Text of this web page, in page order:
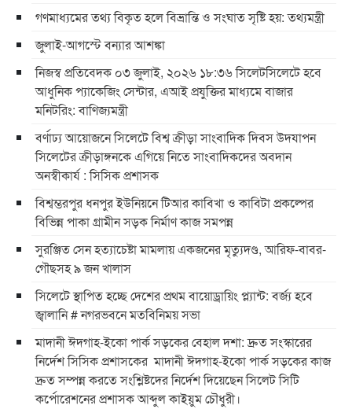
গণমাধ্যমের তথ্য বিকৃত হলে বিভ্রান্তি ও সংঘাত সৃষ্টি হয়: তথ্যমন্ত্রী
জুলাই-আগস্টে বন্যার আশঙ্কা
নিজস্ব প্রতিবেদক ০৩ জুলাই, ২০২৬ ১৮:৩৬ সিলেটসিলেটে হবে
আধুনিক প্যাকেজিং সেন্টার, এআই প্রযুক্তির মাধ্যমে বাজার
মনিটরিং: বাণিজ্যমন্ত্রী
বর্ণাঢ্য আয়োজনে সিলেটে বিশ্ব ক্রীড়া সাংবাদিক দিবস উদযাপন
সিলেটের ক্রীড়াঙ্গনকে এগিয়ে নিতে সাংবাদিকদের অবদান
অনস্বীকার্য : সিসিক প্রশাসক
বিশ্বম্ভরপুর ধনপুর ইউনিয়নে টিআর কাবিখা ও কাবিটা প্রকল্পের
বিভিন্ন পাকা গ্রামীন সড়ক নির্মাণ কাজ সমপন্ন
সুরঞ্জিত সেন হত্যাচেষ্টা মামলায় একজনের মৃত্যুদণ্ড, আরিফ-বাবর-
গৌছসহ ৯ জন খালাস
​সিলেটে স্থাপিত হচ্ছে দেশের প্রথম বায়োড্রায়িং প্ল্যান্ট: বর্জ্য হবে
জ্বালানি ​# নগরভবনে মতবিনিময় সভা
​মাদানী ঈদগাহ-ইকো পার্ক সড়কের বেহাল দশা: দ্রুত সংস্কারের
নির্দেশ সিসিক প্রশাসকের ​ ​মাদানী ঈদগাহ-ইকো পার্ক সড়কের কাজ
দ্রুত সম্পন্ন করতে সংশ্লিষ্টদের নির্দেশ দিয়েছেন সিলেট সিটি
কর্পোরেশনের প্রশাসক আব্দুল কাইয়ুম চৌধুরী।